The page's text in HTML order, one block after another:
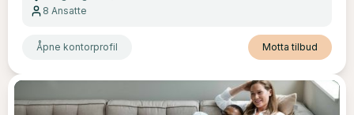
8 Ansatte
Åpne kontorprofil Motta tilbud